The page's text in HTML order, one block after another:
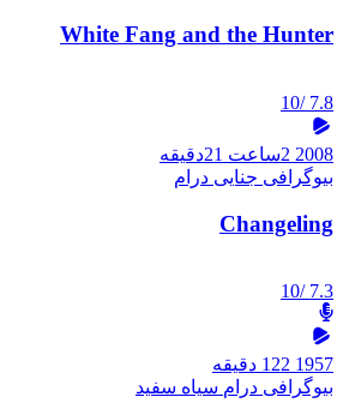
White Fang and the Hunter
7.8
/10
2008 2ساعت 21دقیقه
بیوگرافی جنایی درام
Changeling
7.3
/10
1957 122 دقیقه
بیوگرافی درام سیاه سفید